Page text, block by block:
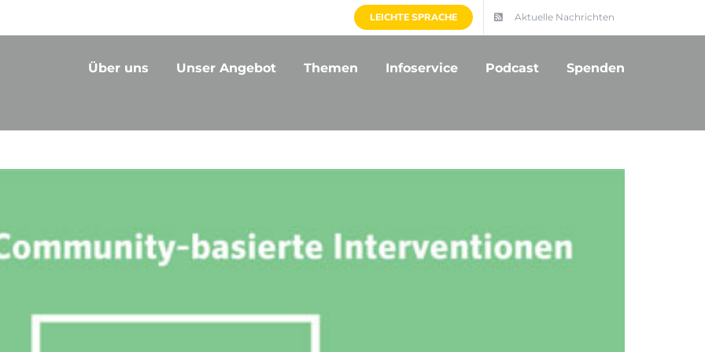
LEICHTE SPRACHE Aktuelle Nachrichten
Über uns Unser Angebot Themen Infoservice Podcast Spenden